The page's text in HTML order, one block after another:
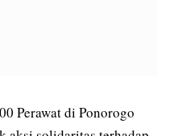
Perawat di Ponorogo